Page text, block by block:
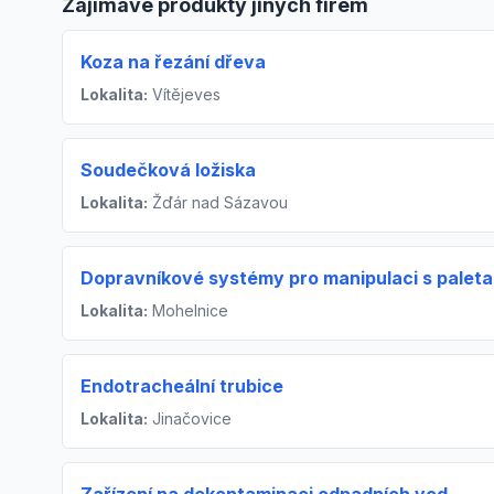
Koza na řezání dřeva
Lokalita: Vítějeves
Soudečková ložiska
Lokalita: Žďár nad Sázavou
Dopravníkové systémy pro manipulaci s
Lokalita: Mohelnice
Endotracheální trubice
Lokalita: Jinačovice